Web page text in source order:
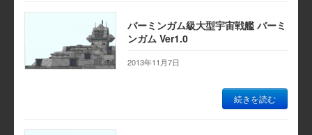
バーミンガム級大型宇宙戦艦 バーミ
ンガム Ver1.0
2013年11月7日
続きを読む